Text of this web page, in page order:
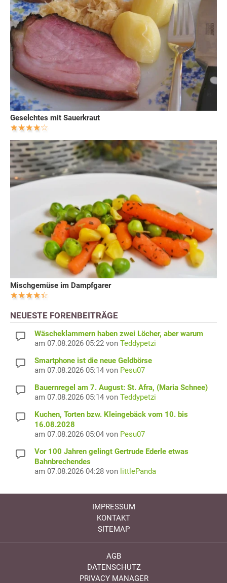
Geselchtes mit Sauerkraut
Mischgemüse im Dampfgarer
NEUESTE FORENBEITRÄGE
Wäscheklammern haben zwei Löcher, aber warum
am 07.08.2026 05:22 von Teddypetzi
Smartphone ist die neue Geldbörse
am 07.08.2026 05:14 von Pesu07
Bauernregel am 7. August: St. Afra, (Maria Schnee)
am 07.08.2026 05:14 von Teddypetzi
Kuchen, Torten bzw. Kleingebäck vom 10. bis
16.08.2028
am 07.08.2026 05:04 von Pesu07
Vor 100 Jahren gelingt Gertrude Ederle etwas
Bahnbrechendes
am 07.08.2026 04:28 von littlePanda
IMPRESSUM
KONTAKT
SITEMAP
AGB
DATENSCHUTZ
PRIVACY MANAGER